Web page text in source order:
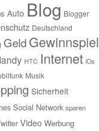
Auto Blog Blogger
Deutschland
GeldGewinnspiel
HTC Internet iOs
Musik
Sicherheit
Social Network sparen
Video Werbung